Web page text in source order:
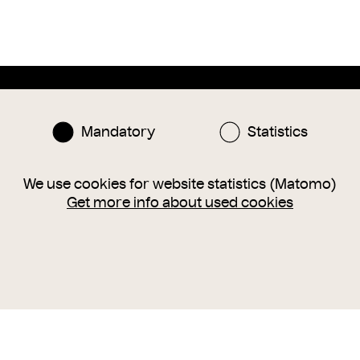
Mandatory Statistics
We use cookies for website statistics (Matomo)
Get more info about used cookies
InstagramFacebook